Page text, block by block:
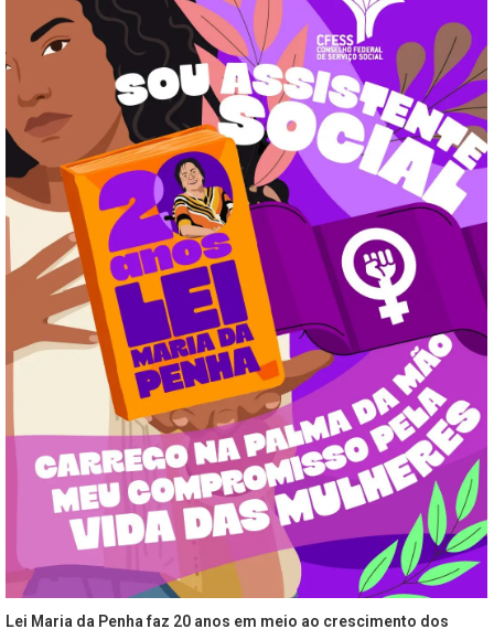
Lei Maria da Penha faz 20 anos em meio ao crescimento dos